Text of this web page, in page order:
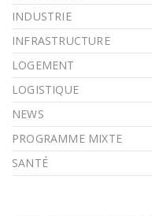
INDUSTRIE
INFRASTRUCTURE
LOGEMENT
LOGISTIQUE
NEWS
PROGRAMME MIXTE
SANTÉ